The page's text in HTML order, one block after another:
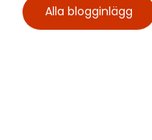
Alla blogginlägg